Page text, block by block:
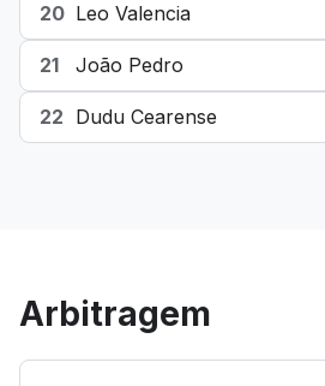
20 Leo Valencia
21 João Pedro
22 Dudu Cearense
Arbitragem